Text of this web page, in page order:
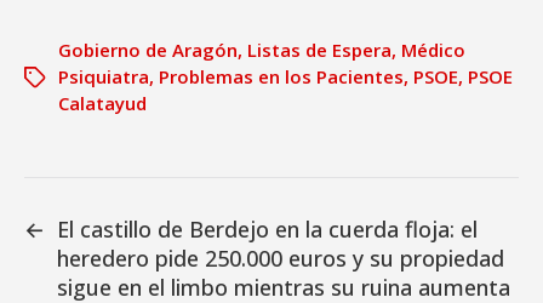
Gobierno de Aragón, Listas de Espera, Médico
Psiquiatra, Problemas en los Pacientes, PSOE, PSOE
Calatayud
← El castillo de Berdejo en la cuerda floja: el
heredero pide 250.000 euros y su propiedad
sigue en el limbo mientras su ruina aumenta